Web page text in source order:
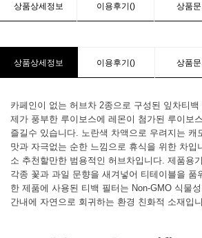
상품상세정보 이용후기() 상품
상품상세정보 이용후기() 상품
카페인이 없는 허브차 2종으로 구성된 잎차티
제가 풍부한 루이보스에 레몬이 첨가된 루이보
즐길수 있습니다. 노란색 차액으로 우려지는 캐
맛과 자극없는 순한 느낌으로 휴식을 위한 차입
소 추천할만한 범용적인 허브차입니다. 제품용
각종 꽃과 과일 문향을 새겨넣어 티테이블을 품
한 제품에 사용된 티백 필터는 Non-GMO 식물
간내에 자연으로 회귀하는 환경 친화적 소재입